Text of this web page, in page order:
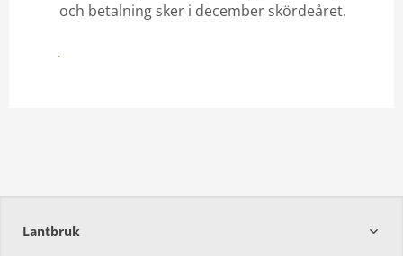
och betalning sker i december skördeåret.
Läs mer
Lantbruk